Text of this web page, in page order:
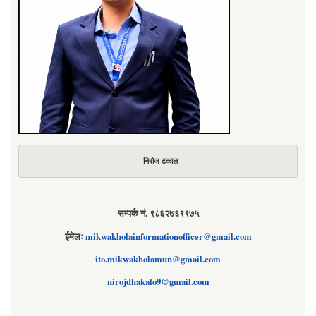
निरोज ढकाल
सम्पर्क नं. ९८६२७६९९७५
ईमेलःmikwakholainformationofficer@gmail.com
ito.mikwakholamun@gmail.com
nirojdhakalo9@gmail.com